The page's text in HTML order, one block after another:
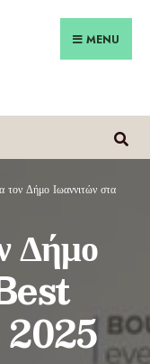
MENU
τον Δήμο Ιωαννιτών στα
Δήμο